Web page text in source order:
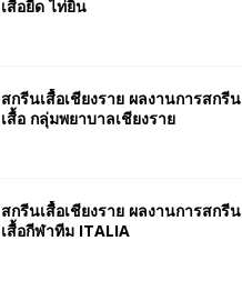
เสื้อยืด ไท่ยิน
สกรีนเสื้อเชียงราย ผลงานการสกรีน
เสื้อ กลุ่มพยาบาลเชียงราย
สกรีนเสื้อเชียงราย ผลงานการสกรีน
เสื้อกีฬาทีม ITALIA